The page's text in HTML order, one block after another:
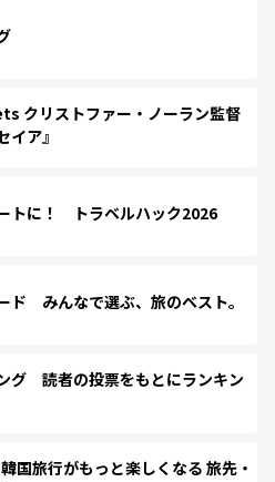
クリストファー・ノーラン監督
イア』
トに！ トラベルハック2026
ド みんなで選ぶ、旅のベスト。
グ 読者の投票をもとにランキン
旅行がもっと楽しくなる 旅先・